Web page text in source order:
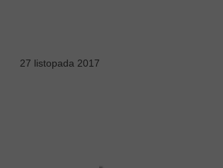
27 listopada 2017